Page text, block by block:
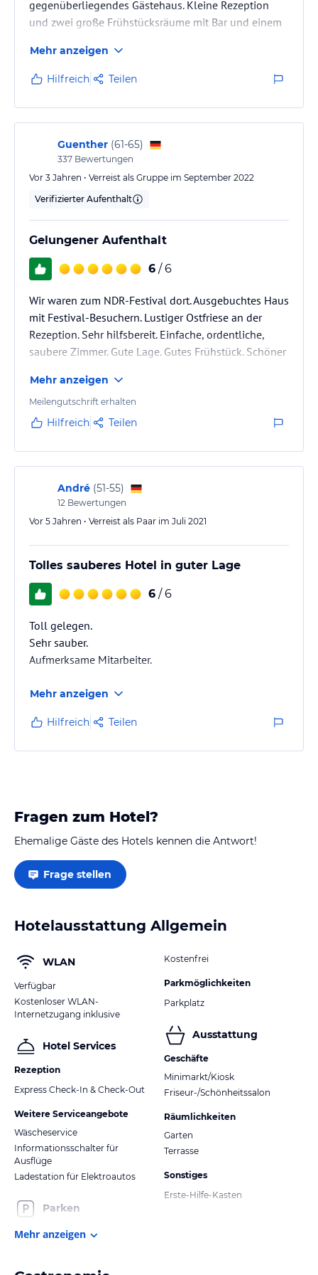
gegenüberliegendes Gästehaus. Kleine Rezeption
und zwei große Frühstücksräume mit Bar und einem
WLAN funktioniert gut. Kostenfreie Parkplätze sind
am Haus genügend vorhanden. Es gibt zwei
abschließbare Fahrradschuppen mit Ladestationen, in
denen die Räder sogar versichert sind. Im
Treppenhaus irritiert das Nebeinander von
Zigarettenautomat und Wickelkommode(?!).
Mehr anzeigen
Hilfreich Teilen
Guenther (61-65)
337 Bewertungen
Vor 3 Jahren • Verreist als Gruppe im September 2022
Verifizierter Aufenthalt
Gelungener Aufenthalt
6 / 6
Wir waren zum NDR-Festival dort. Ausgebuchtes Haus
mit Festival-Besuchern. Lustiger Ostfriese an der
Rezeption. Sehr hilfsbereit. Einfache, ordentliche,
saubere Zimmer. Gute Lage. Gutes Frühstück. Schöner
Parken. Alles bestens!
Mehr anzeigen
Meilengutschrift erhalten
Hilfreich Teilen
André (51-55)
12 Bewertungen
Vor 5 Jahren • Verreist als Paar im Juli 2021
Tolles sauberes Hotel in guter Lage
6 / 6
Toll gelegen.
Sehr sauber.
Aufmerksame Mitarbeiter.
Mehr anzeigen
Hilfreich Teilen
Fragen zum Hotel?
Ehemalige Gäste des Hotels kennen die Antwort!
Frage stellen
Hotelausstattung Allgemein
WLAN
Verfügbar
Kostenloser WLAN-
Internetzugang inklusive
Hotel Services
Rezeption
Express Check-In & Check-Out
Weitere Serviceangebote
Wäscheservice
Informationsschalter für
Ausflüge
Ladestation für Elektroautos
Parken
Kostenfrei
Parkmöglichkeiten
Parkplatz
Ausstattung
Geschäfte
Minimarkt/Kiosk
Friseur-/Schönheitssalon
Räumlichkeiten
Garten
Terrasse
Sonstiges
Erste-Hilfe-Kasten
Mehr anzeigen